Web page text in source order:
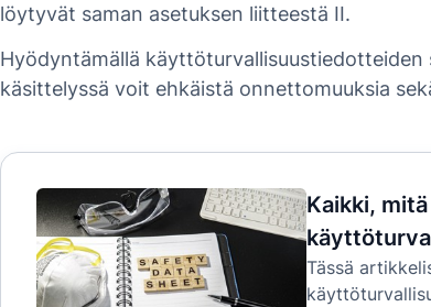
löytyvät saman asetuksen liitteestä II.
Hyödyntämällä käyttöturvallisuustiedotteiden
käsittelyssä voit ehkäistä onnettomuuksia
Kaikki,
Tässä